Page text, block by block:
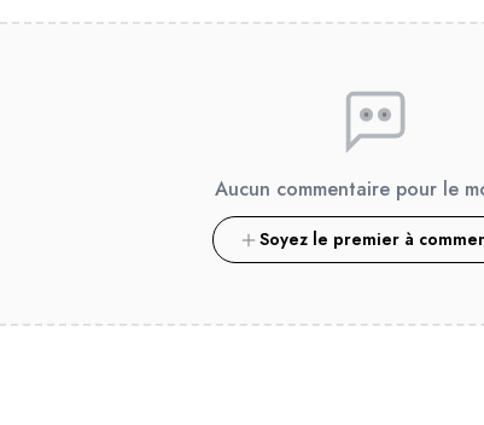
Aucun commentaire pour le
Soyez le premier à